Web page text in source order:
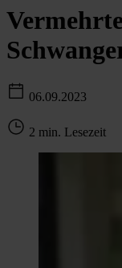
06.09.2023
2 min. Lesezeit